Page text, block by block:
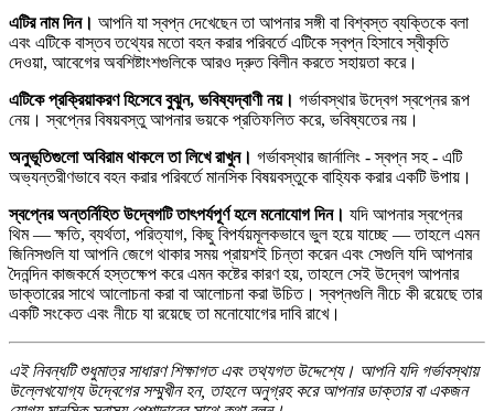
এটির নাম দিন। আপনি যা স্বপ্ন দেখেছেন তা আপনার সঙ্গী বা বিশ্বস্ত ব্যক্তিকে বলা
এবং এটিকে বাস্তব তথ্যের মতো বহন করার পরিবর্তে এটিকে স্বপ্ন হিসাবে স্বীকৃতি
দেওয়া, আবেগের অবশিষ্টাংশগুলিকে আরও দ্রুত বিলীন করতে সহায়তা করে।
এটিকে প্রক্রিয়াকরণ হিসেবে বুঝুন, ভবিষ্যদ্বাণী নয়। গর্ভাবস্থার উদ্বেগ স্বপ্নের রূপ
নেয়। স্বপ্নের বিষয়বস্তু আপনার ভয়কে প্রতিফলিত করে, ভবিষ্যতের নয়।
অনুভূতিগুলো অবিরাম থাকলে তা লিখে রাখুন। গর্ভাবস্থার জার্নালিং - স্বপ্ন সহ - এটি
অভ্যন্তরীণভাবে বহন করার পরিবর্তে মানসিক বিষয়বস্তুকে বাহ্যিক করার একটি উপায়।
স্বপ্নের অন্তর্নিহিত উদ্বেগটি তাৎপর্যপূর্ণ হলে মনোযোগ দিন। যদি আপনার স্বপ্নের
থিম — ক্ষতি, ব্যর্থতা, পরিত্যাগ, কিছু বিপর্যয়মূলকভাবে ভুল হয়ে যাচ্ছে — তাহলে এমন
জিনিসগুলি যা আপনি জেগে থাকার সময় প্রায়শই চিন্তা করেন এবং সেগুলি যদি আপনার
দৈনন্দিন কাজকর্মে হস্তক্ষেপ করে এমন কষ্টের কারণ হয়, তাহলে সেই উদ্বেগ আপনার
ডাক্তারের সাথে আলোচনা করা বা আলোচনা করা উচিত। স্বপ্নগুলি নীচে কী রয়েছে তার
একটি সংকেত এবং নীচে যা রয়েছে তা মনোযোগের দাবি রাখে।
এই নিবন্ধটি শুধুমাত্র সাধারণ শিক্ষাগত এবং তথ্যগত উদ্দেশ্যে। আপনি যদি গর্ভাবস্থায়
উল্লেখযোগ্য উদ্বেগের সম্মুখীন হন, তাহলে অনুগ্রহ করে আপনার ডাক্তার বা একজন